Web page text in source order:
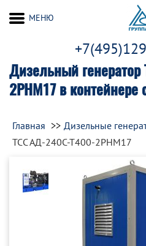
Дизельный
2РНМ17 в контейнере
МЕНЮ
Главная
Дизельные
ТСС АД-240С-Т400-2РНМ17